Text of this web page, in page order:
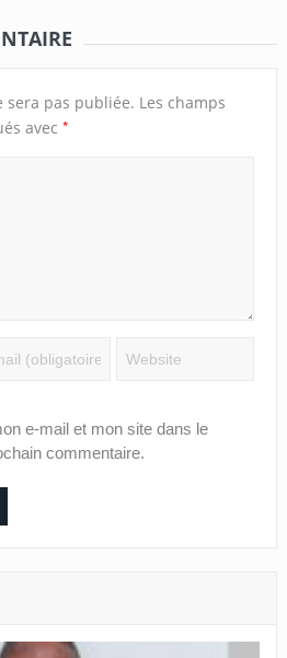
sera pas publiée. Les champs
avec *
e-mail et mon site dans le
commentaire.